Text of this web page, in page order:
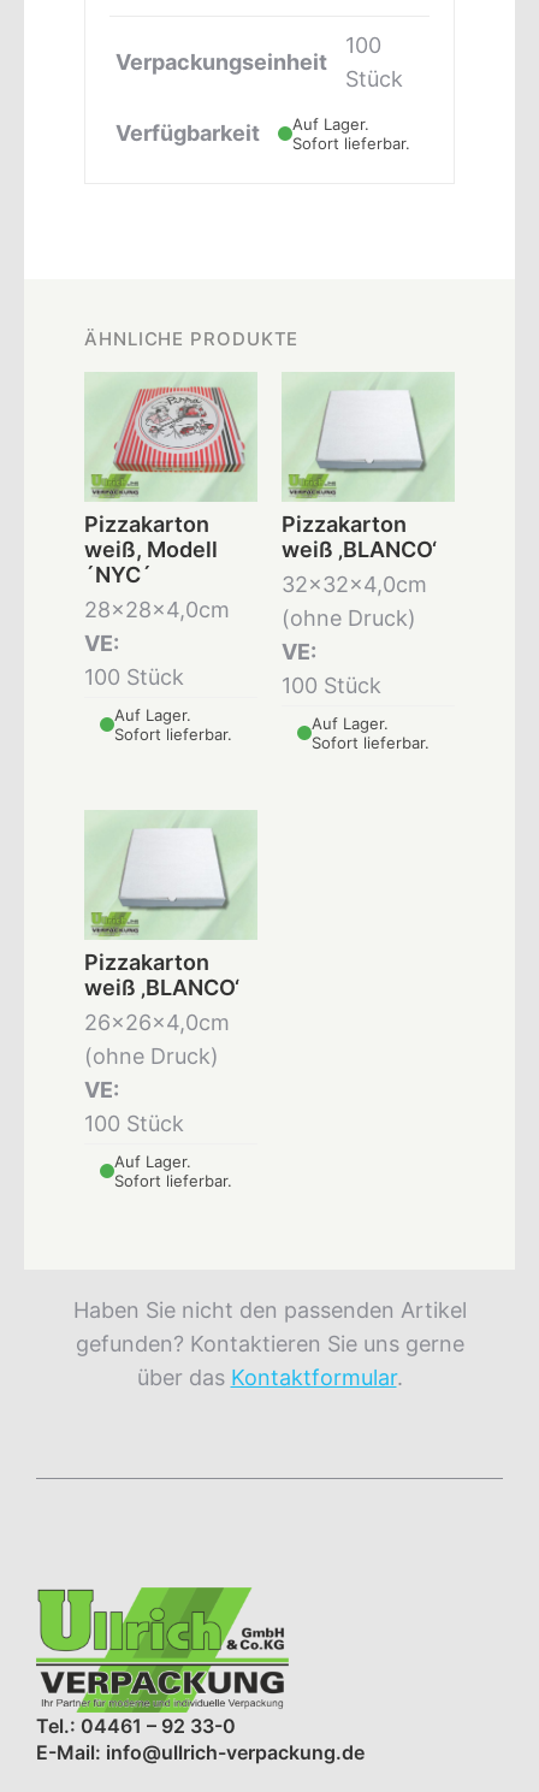
Verpackungseinheit
100
Stück
Verfügbarkeit
Auf Lager.
Sofort lieferbar.
ÄHNLICHE PRODUKTE
Pizzakarton
weiß, Modell
´NYC´
28x28x4,0cm
VE:
100 Stück
Auf Lager.
Sofort lieferbar.
Pizzakarton
weiß ‚BLANCO‘
32x32x4,0cm
(ohne Druck)
VE:
100 Stück
Auf Lager.
Sofort lieferbar.
Pizzakarton
weiß ‚BLANCO‘
26x26x4,0cm
(ohne Druck)
VE:
100 Stück
Auf Lager.
Sofort lieferbar.
Haben Sie nicht den passenden Artikel
gefunden? Kontaktieren Sie uns gerne
über das Kontaktformular.
Tel.: 04461 – 92 33-0
E-Mail: info@ullrich-verpackung.de